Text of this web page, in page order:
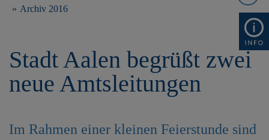
Archiv 2016
Stadt Aalen begrüßt zwei
neue Amtsleitungen
Im Rahmen einer kleinen Feierstunde sind